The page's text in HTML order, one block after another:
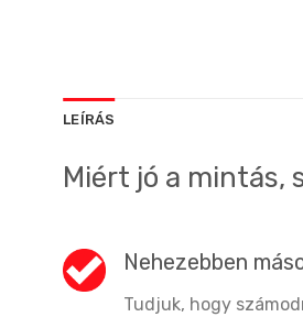
LEÍRÁS
Miért jó a mintás,
Nehezebben
Tudjuk, hogy